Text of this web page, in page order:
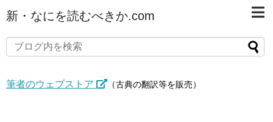
新・なにを読むべきか.com
筆者のウェブストア （古典の翻訳等を販売）